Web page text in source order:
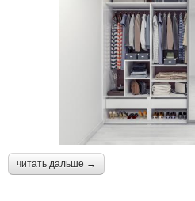
читать дальше →